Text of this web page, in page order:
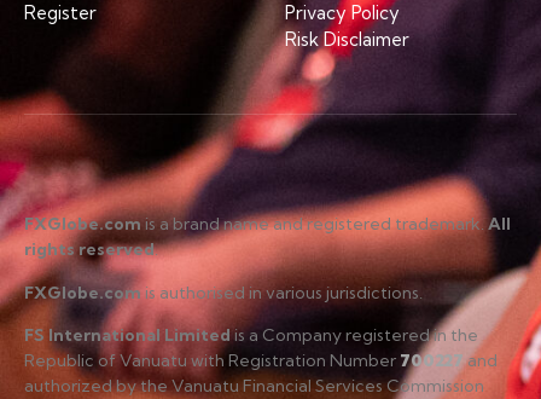
Register
Privacy Policy
Risk Disclaimer
FXGlobe.comis a brand name and registered trademark. All
rights reserved.
FXGlobe.com is authorised in various jurisdictions.
FS International Limitedis a Company registered in the
Republic of Vanuatu with Registration Number 700227and
authorized by the Vanuatu Financial Services Commission